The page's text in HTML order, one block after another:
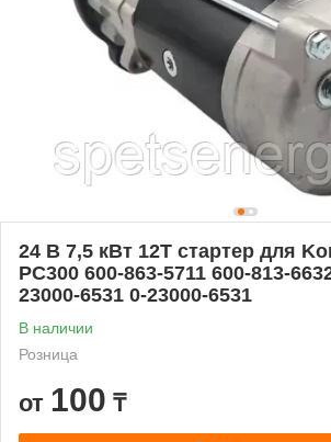
24 В 7,5 кВт 12T стартер для
PC300 600-863-5711 600-813-
23000-6531 0-23000-6531
В наличии
Розница
от 100 ₸